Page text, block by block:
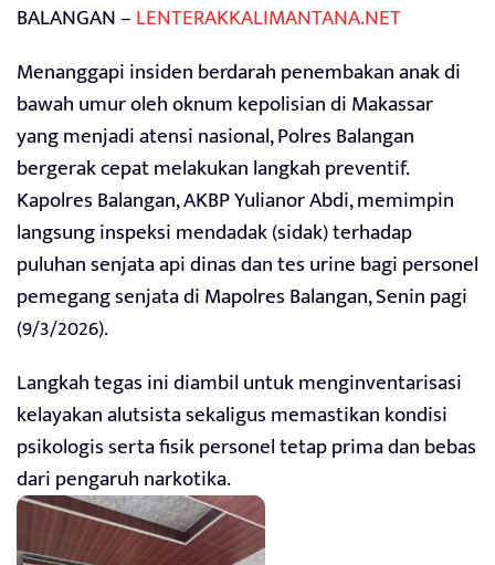
BALANGAN –LENTERAKKALIMANTANA.NET
Menanggapi insiden berdarah penembakan anak di
bawah umur oleh oknum kepolisian di Makassar
yang menjadi atensi nasional, Polres Balangan
bergerak cepat melakukan langkah preventif.
Kapolres Balangan, AKBP Yulianor Abdi, memimpin
langsung inspeksi mendadak (sidak) terhadap
puluhan senjata api dinas dan tes urine bagi personel
pemegang senjata di Mapolres Balangan, Senin pagi
(9/3/2026).
Langkah tegas ini diambil untuk menginventarisasi
kelayakan alutsista sekaligus memastikan kondisi
psikologis serta fisik personel tetap prima dan bebas
dari pengaruh narkotika.